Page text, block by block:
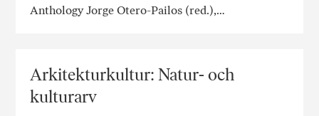
Anthology Jorge Otero-Pailos (red.),…
Arkitekturkultur: Natur- och
kulturarv